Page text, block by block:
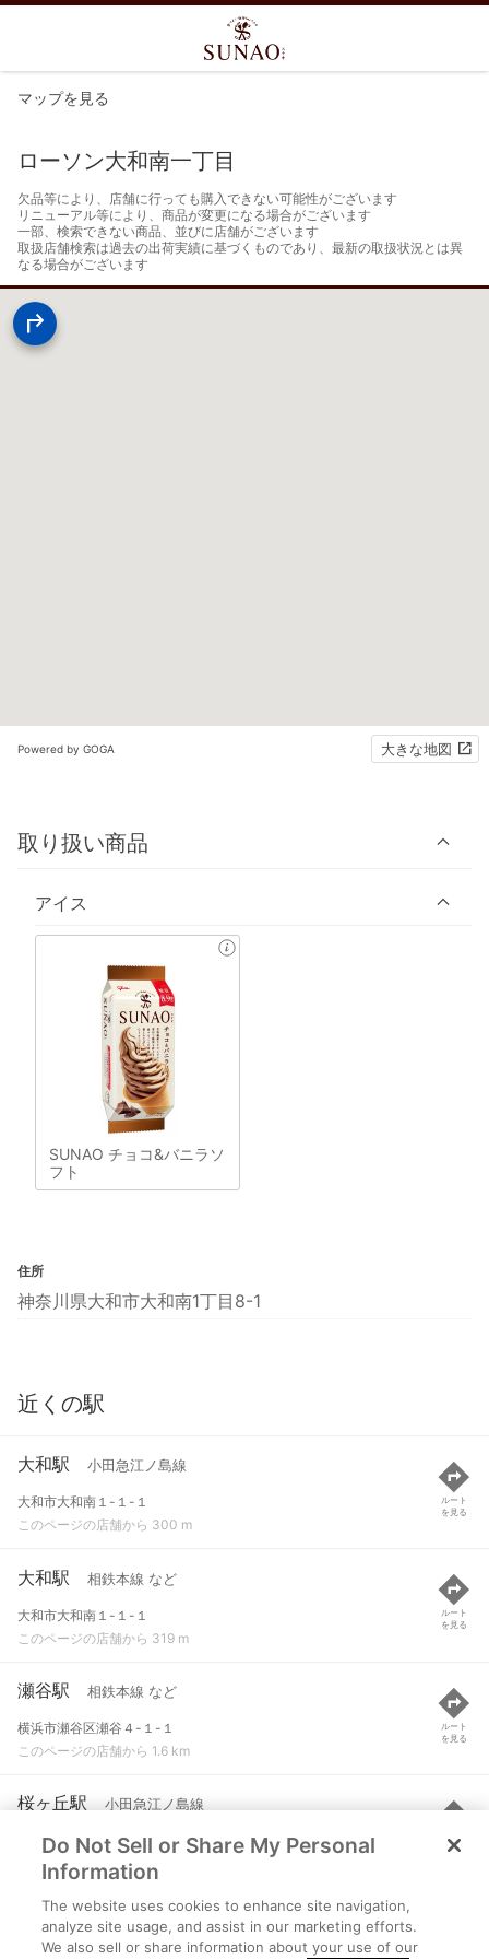
マップを見る
ローソン大和南一丁目
欠品等により、店舗に行っても購入できない可能性がございます
リニューアル等により、商品が変更になる場合がございます
一部、検索できない商品、並びに店舗がございます
取扱店舗検索は過去の出荷実績に基づくものであり、最新の取扱状況とは異
なる場合がございます
Powered by GOGA 大きな地図
取り扱い商品
アイス
SUNAO チョコ&バニラソ
フト
住所
神奈川県大和市大和南1丁目8-1
近くの駅
大和駅 小田急江ノ島線
大和市大和南１-１-１
このページの店舗から 300 m
ルート
を見る
大和駅 相鉄本線 など
大和市大和南１-１-１
このページの店舗から 319 m
ルート
を見る
瀬谷駅 相鉄本線 など
横浜市瀬谷区瀬谷４-１-１
このページの店舗から 1.6 km
ルート
を見る
桜ヶ丘駅 小田急江ノ島線
神奈川県大和市福田
このページの店舗から 2.1 km
ルート
を見る
相模大塚駅 相鉄本線 など
大和市桜森３-１-１
Do Not Sell or Share My Personal
Information
The website uses cookies to enhance site navigation,
analyze site usage, and assist in our marketing efforts.
We also sell or share information about your use of our